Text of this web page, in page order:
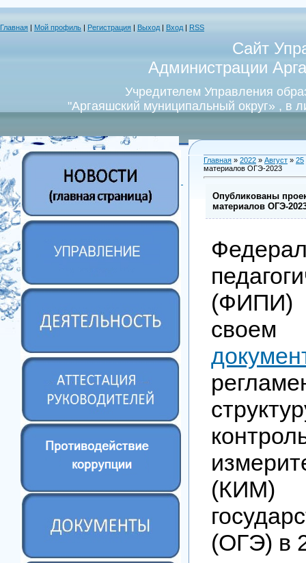
Главная Мой профиль Регистрация Выход Вход RSS
Сайт
Администрации
Учредителем Управления
"Аргаяшский муниципальный округ» , в
Главная » 2022 » Август » 25
материалов ОГЭ-2023
Опубликованы
материалов ОГЭ-
(ФИПИ)
(ОГЭ) в